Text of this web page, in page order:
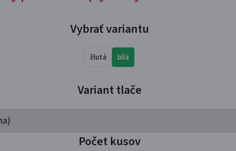
Vybrať variantu
žlutá bílá
Variant tlače
Počet kusov